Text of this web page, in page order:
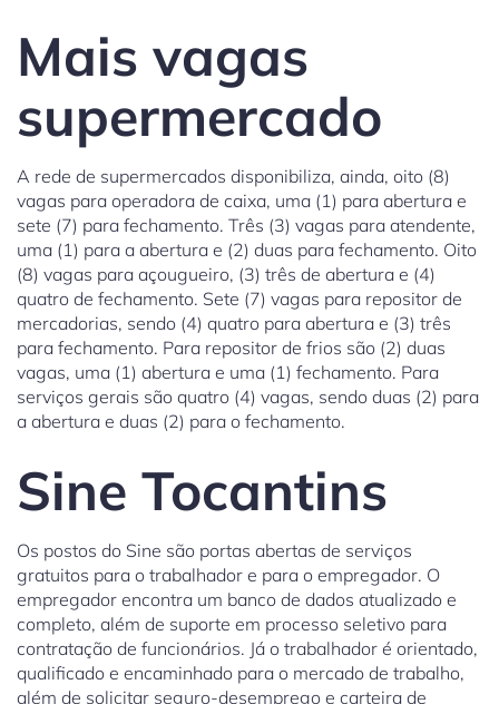
Mais vagas
supermercado
A rede de supermercados disponibiliza, ainda, oito (8)
vagas para operadora de caixa, uma (1) para abertura e
sete (7) para fechamento. Três (3) vagas para atendente,
uma (1) para a abertura e (2) duas para fechamento. Oito
(8) vagas para açougueiro, (3) três de abertura e (4)
quatro de fechamento. Sete (7) vagas para repositor de
mercadorias, sendo (4) quatro para abertura e (3) três
para fechamento. Para repositor de frios são (2) duas
vagas, uma (1) abertura e uma (1) fechamento. Para
serviços gerais são quatro (4) vagas, sendo duas (2) para
a abertura e duas (2) para o fechamento.
Sine Tocantins
Os postos do Sine são portas abertas de serviços
gratuitos para o trabalhador e para o empregador. O
empregador encontra um banco de dados atualizado e
completo, além de suporte em processo seletivo para
contratação de funcionários. Já o trabalhador é orientado,
qualificado e encaminhado para o mercado de trabalho,
além de solicitar seguro-desemprego e carteira de